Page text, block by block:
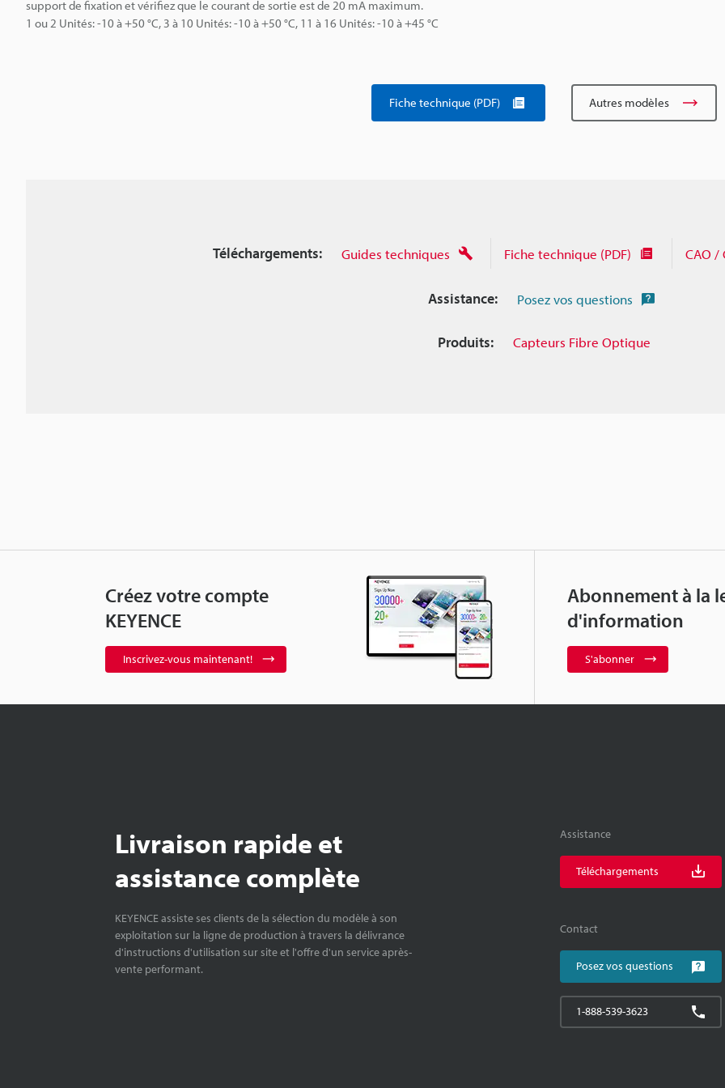
support de fixation et vérifiez que le courant de sortie est de 20 mA maximum.
1 ou 2 Unités: -10 à +50 °C, 3 à 10 Unités: -10 à +50 °C, 11 à 16 Unités: -10 à +45 °C
Fiche technique (PDF) Autres modèles
Téléchargements: Guides techniques Fiche technique (PDF) CAO /
Assistance: Posez vos questions
Produits: Capteurs Fibre Optique
Créez votre compte
KEYENCE
Inscrivez-vous maintenant!
Abonnement à la
d'information
S'abonner
Livraison rapide et
assistance complète
KEYENCE assiste ses clients de la sélection du modèle à son
exploitation sur la ligne de production à travers la délivrance
d'instructions d'utilisation sur site et l'offre d'un service après-
vente performant.
Assistance
Téléchargements
Contact
Posez vos questions
1-888-539-3623